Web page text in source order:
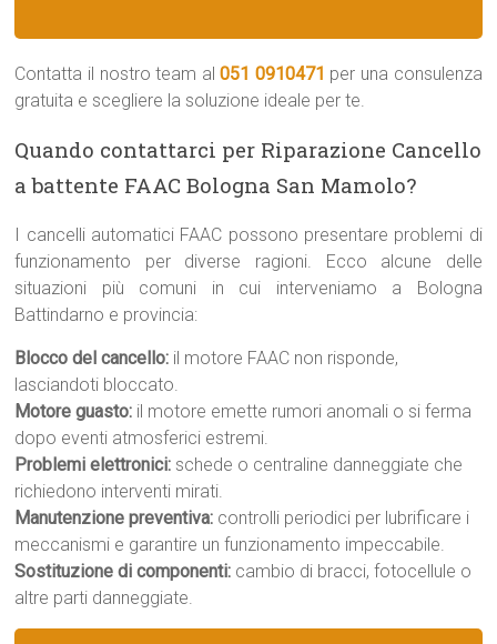
Contatta il nostro team al051 0910471 per una consulenza
gratuita e scegliere la soluzione ideale per te.
Quando contattarci per Riparazione Cancello
a battente FAAC Bologna San Mamolo?
I cancelli automatici FAAC possono presentare problemi di
funzionamento per diverse ragioni. Ecco alcune delle
situazioni più comuni in cui interveniamo a Bologna
Battindarno e provincia:
Blocco del cancello: il motore FAAC non risponde,
lasciandoti bloccato.
Motore guasto: il motore emette rumori anomali o si ferma
dopo eventi atmosferici estremi.
Problemi elettronici: schede o centraline danneggiate che
richiedono interventi mirati.
Manutenzione preventiva: controlli periodici per lubrificare i
meccanismi e garantire un funzionamento impeccabile.
Sostituzione di componenti: cambio di bracci, fotocellule o
altre parti danneggiate.